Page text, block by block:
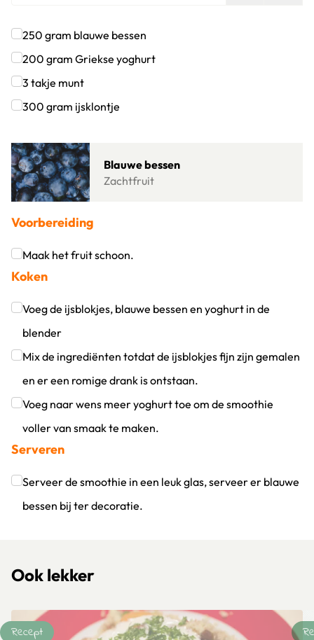
250 gram blauwe bessen
Klik om dit selectievakje aan te vinken
200 gram Griekse yoghurt
Klik om dit selectievakje aan te vinken
3 takje munt
Klik om dit selectievakje aan te vinken
300 gram ijsklontje
Blauwe bessen
Zachtfruit
Lees meer over Blauwe bessen
Voorbereiding
Maak het fruit schoon.
Klik om dit selectievakje aan te vinken
Koken
Voeg de ijsblokjes, blauwe bessen en yoghurt in de
blender
Klik om dit selectievakje aan te vinken
Mix de ingrediënten totdat de ijsblokjes fijn zijn gemalen
en er een romige drank is ontstaan.
Klik om dit selectievakje aan te vinken
Voeg naar wens meer yoghurt toe om de smoothie
voller van smaak te maken.
Klik om dit selectievakje aan te vinken
Serveren
Serveer de smoothie in een leuk glas, serveer er blauwe
bessen bij ter decoratie.
Ook lekker
Recept